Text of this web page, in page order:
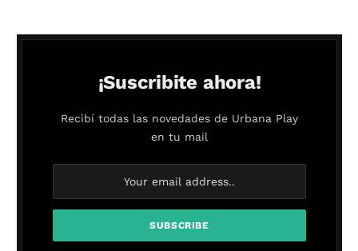
¡Suscribite ahora!
Recibí todas las novedades de Urbana Play
en tu mail